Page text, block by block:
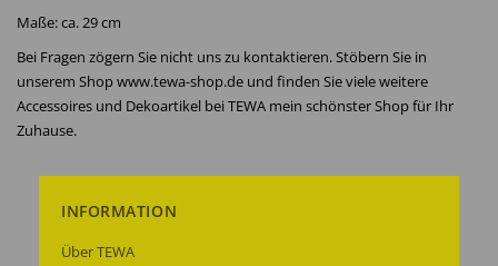
Maße: ca. 29 cm
Bei Fragen zögern Sie nicht uns zu kontaktieren. Stöbern Sie in
unserem Shop www.tewa-shop.de und finden Sie viele weitere
Accessoires und Dekoartikel bei TEWA mein schönster Shop für Ihr
Zuhause.
INFORMATION
Über TEWA